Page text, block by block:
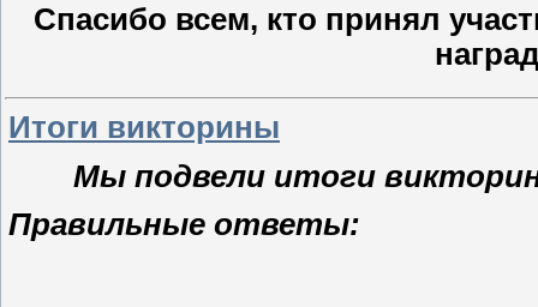
Спасибо всем, кто принял
Итоги викторины
Мы подвели итоги
Правильные ответы: